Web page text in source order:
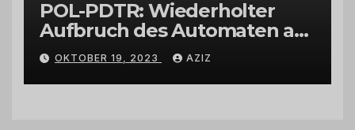
POL-PDTR: Wiederholter
Aufbruch des Automaten am
Wohnmobilstellplatz in
Hermeskeil am Labachweg
OKTOBER 19, 2023 AZIZ